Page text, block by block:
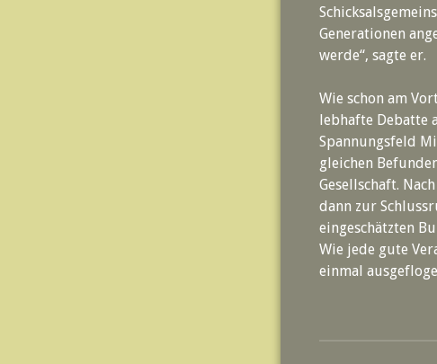
Generationen
werde“, sagte er.
Wie schon am
lebhafte Debatte
Spannungsfeld
gleichen
Gesellschaft.
dann zur
eingeschätzten
Wie jede gute
einmal